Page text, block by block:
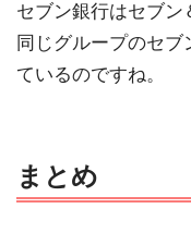
セブン銀行はセブン
同じグループのセ
ているのですね。
まとめ